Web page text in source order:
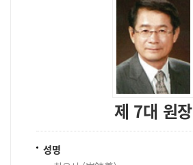
제 7대 원장
성명